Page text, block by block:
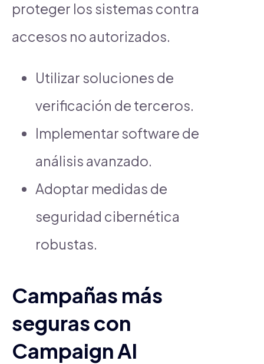
proteger los sistemas contra
accesos no autorizados.
Utilizar soluciones de
verificación de terceros.
Implementar software de
análisis avanzado.
Adoptar medidas de
seguridad cibernética
robustas.
Campañas más
seguras con
Campaign AI